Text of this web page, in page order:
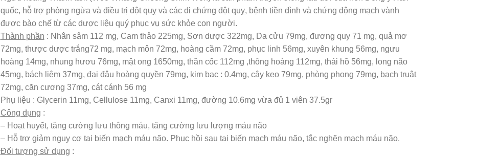
quốc, hỗ trợ phòng ngừa và điều trị đột quỵ và các di chứng đột quỵ, bệnh tiền đình và chứng động mạch vành
được bào chế từ các dược liệu quý phục vụ sức khỏe con người.
Thành phần : Nhân sâm 112 mg, Cam thảo 225mg, Sơn dược 322mg, Da cửu 79mg, đương quy 71 mg, quả mơ
72mg, thược dược trắng72 mg, mạch môn 72mg, hoàng cầm 72mg, phục linh 56mg, xuyên khung 56mg, ngưu
hoàng 14mg, nhung hươu 76mg, mật ong 1650mg, thần cốc 112mg ,thông hoàng 112mg, thái hồ 56mg, long não
45mg, bách liêm 37mg, đại đậu hoàng quyền 79mg, kim bạc : 0.4mg, cây kẹo 79mg, phòng phong 79mg, bạch truật
72mg, căn cương 37mg, cát cánh 56 mg
Phụ liệu : Glycerin 11mg, Cellulose 11mg, Canxi 11mg, đường 10.6mg vừa đủ 1 viên 37.5gr
Công dụng :
– Hoạt huyết, tăng cường lưu thông máu, tăng cường lưu lượng máu não
– Hỗ trợ giảm nguy cơ tai biến mạch máu não. Phục hồi sau tai biến mạch máu não, tắc nghẽn mạch máu não.
Đối tượng sử dụng :